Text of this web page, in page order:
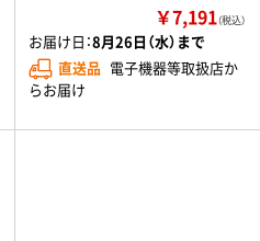
￥7,191（税込）
お届け日：8月26日（水）まで
直送品 電子機器等取扱店か
らお届け